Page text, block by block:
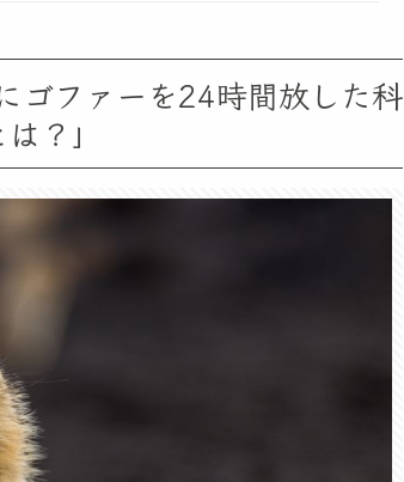
ゴファーを24時間放した科
？」